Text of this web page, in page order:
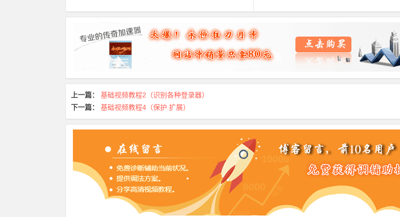
上一篇：
基础视频教程2（识别各种登录器）
下一篇：
基础视频教程4（保护.扩展）